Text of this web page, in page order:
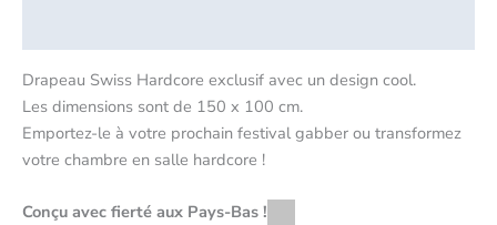
Drapeau Swiss Hardcore exclusif avec un design cool.
Les dimensions sont de 150 x 100 cm.
Emportez-le à votre prochain festival gabber ou transformez
votre chambre en salle hardcore !
Conçu avec fierté aux Pays-Bas !